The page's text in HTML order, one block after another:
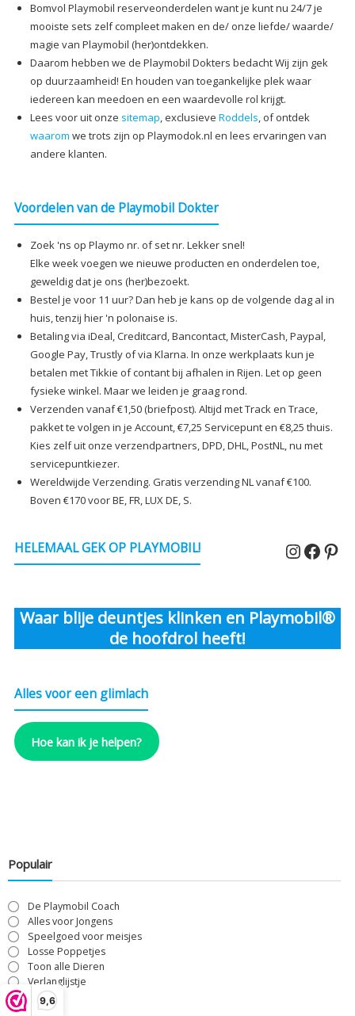
9,6
Bomvol Playmobil reserveonderdelen want je kunt nu 24/7 je
mooiste sets zelf compleet maken en de/ onze liefde/ waarde/
magie van Playmobil (her)ontdekken.
Daarom hebben we de Playmobil Dokters bedacht Wij zijn gek
op duurzaamheid! En houden van toegankelijke plek waar
iedereen kan meedoen en een waardevolle rol krijgt.
Lees voor uit onze sitemap, exclusieve Roddels, of ontdek
waarom we trots zijn op Playmodok.nl en lees ervaringen van
andere klanten.
Voordelen van de Playmobil Dokter
Zoek 'ns op Playmo nr. of set nr. Lekker snel!
Elke week voegen we nieuwe producten en onderdelen toe,
geweldig dat je ons (her)bezoekt.
Bestel je voor 11 uur? Dan heb je kans op de volgende dag al in
huis, tenzij hier 'n polonaise is.
Betaling via iDeal, Creditcard, Bancontact, MisterCash, Paypal,
Google Pay, Trustly of via Klarna. In onze werkplaats kun je
betalen met Tikkie of contant bij afhalen in Rijen. Let op geen
fysieke winkel. Maar we leiden je graag rond.
Verzenden vanaf €1,50 (briefpost). Altijd met Track en Trace,
pakket te volgen in je Account, €7,25 Servicepunt en €8,25 thuis.
Kies zelf uit onze verzendpartners, DPD, DHL, PostNL, nu met
servicepuntkiezer.
Wereldwijde Verzending. Gratis verzending NL vanaf €100.
Boven €170 voor BE, FR, LUX DE, S.
HELEMAAL GEK OP PLAYMOBIL!
Waar blije deuntjes klinken en Playmobil®
de hoofdrol heeft!
Alles voor een glimlach
Hoe kan ik je helpen?
Populair
De Playmobil Coach
Alles voor Jongens
Speelgoed voor meisjes
Losse Poppetjes
Toon alle Dieren
Verlanglijstje